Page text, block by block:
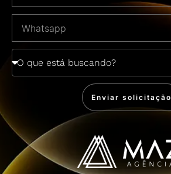
Enviar solicitação